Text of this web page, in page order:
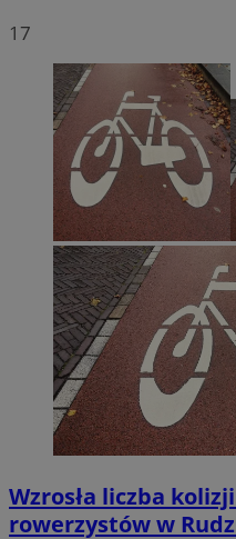
17
Wzrosła liczba
rowerzystów w